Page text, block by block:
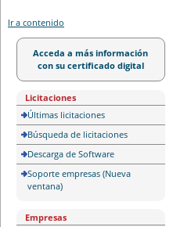
Ir a contenido
Acceda a más información
con su certificado digital
Licitaciones
Últimas licitaciones
Búsqueda de licitaciones
Descarga de Software
Soporte empresas (Nueva
ventana)
Empresas